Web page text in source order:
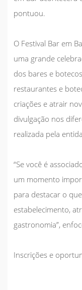
pontuou.
O Festival Bar em
uma grande
dos bares e
restaurantes e
criações e atrair
divulgação nos
realizada pela
“Se você é
um momento
para destacar o
estabelecimento,
gastronomia”,
Inscrições e